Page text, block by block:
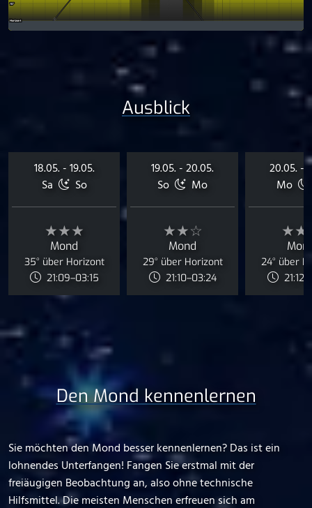
Ausblick
18.05. - 19.05.
Sa
So
★★★
Mond
35° über Horizont
21:09–03:15
19.05. - 20.05.
So
Mo
★★☆
Mond
29° über Horizont
21:10–03:24
20.05. -
Mo
24° über
Den Mond kennenlernen
Sie möchten den Mond besser kennenlernen? Das ist ein
lohnendes Unterfangen! Fangen Sie erstmal mit der
freiäugigen Beobachtung an, also ohne technische
Hilfsmittel. Die meisten Menschen erfreuen sich am